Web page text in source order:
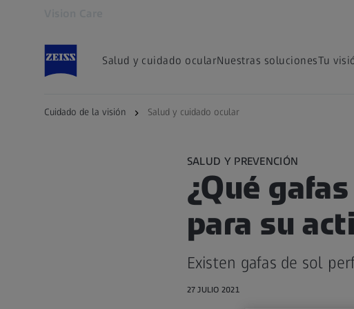
Salud y cuidado ocularNuestras solucionesTu
Cuidado de la visión Salud y cuidado ocular
SALUD Y PREVENCIÓN
¿Qué
para su
Existen gafas de sol
27 JULIO 2021